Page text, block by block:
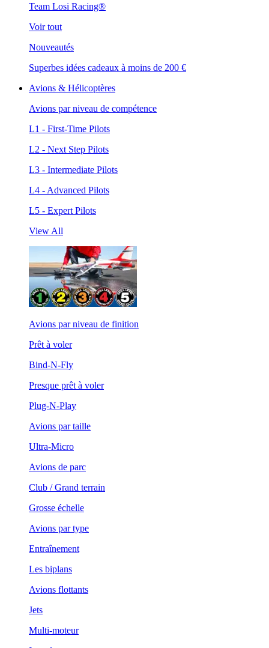
Team Losi Racing®
Voir tout
Nouveautés
Superbes idées cadeaux à moins de 200 €
Avions & Hélicoptères
Avions par niveau de compétence
L1 - First-Time Pilots
L2 - Next Step Pilots
L3 - Intermediate Pilots
L4 - Advanced Pilots
L5 - Expert Pilots
View All
Avions par niveau de finition
Prêt à voler
Bind-N-Fly
Presque prêt à voler
Plug-N-Play
Avions par taille
Ultra-Micro
Avions de parc
Club / Grand terrain
Grosse échelle
Avions par type
Entraînement
Les biplans
Avions flottants
Jets
Multi-moteur